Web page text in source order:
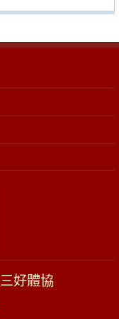
三好體協